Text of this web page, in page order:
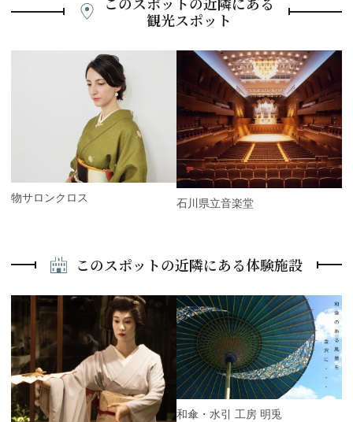
観光スポット
着物サロンクロス 石川県立音楽堂
N
e
x
t
このスポットの近隣にある体験施設
r
e
v
i
o
u
s
和傘・水引 工房 明兎
N
e
x